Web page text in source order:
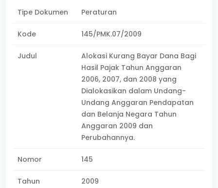
Tipe Dokumen Peraturan
Kode 145/PMK.07/2009
Judul
Alokasi Kurang Bayar Dana Bagi
Hasil Pajak Tahun Anggaran
2006, 2007, dan 2008 yang
Dialokasikan dalam Undang-
Undang Anggaran Pendapatan
dan Belanja Negara Tahun
Anggaran 2009 dan
Perubahannya.
Nomor 145
Tahun 2009